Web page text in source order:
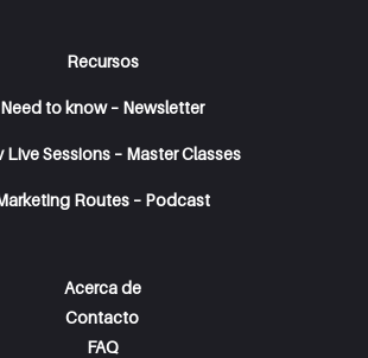
Recursos
Need to know – Newsletter
Live Sessions – Master Classes
Routes – Podcast
Acerca de
Contacto
FAQ